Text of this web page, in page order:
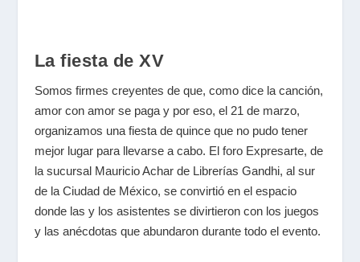
La fiesta de XV
Somos firmes creyentes de que, como dice la canción,
amor con amor se paga y por eso, el 21 de marzo,
organizamos una fiesta de quince que no pudo tener
mejor lugar para llevarse a cabo. El foro Expresarte, de
la sucursal Mauricio Achar de Librerías Gandhi, al sur
de la Ciudad de México, se convirtió en el espacio
donde las y los asistentes se divirtieron con los juegos
y las anécdotas que abundaron durante todo el evento.